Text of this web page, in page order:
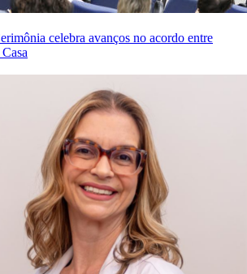
celebra avanços no acordo entre